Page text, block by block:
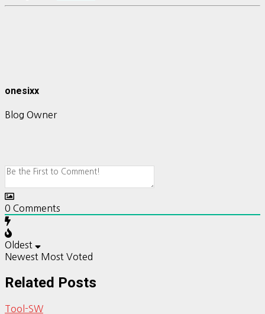
onesixx
Blog Owner
0 Comments
Oldest
Newest Most Voted
Related Posts
Tool-SW